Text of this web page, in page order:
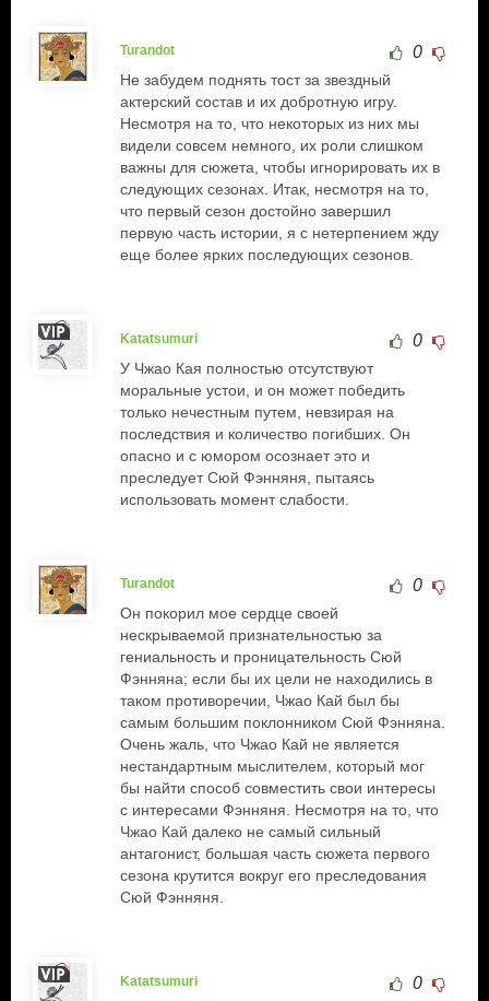
Turandot 0
Не забудем поднять тост за звездный
актерский состав и их добротную игру.
Несмотря на то, что некоторых из них мы
видели совсем немного, их роли слишком
важны для сюжета, чтобы игнорировать их в
следующих сезонах. Итак, несмотря на то,
что первый сезон достойно завершил
первую часть истории, я с нетерпением жду
еще более ярких последующих сезонов.
Katatsumuri 0
У Чжао Кая полностью отсутствуют
моральные устои, и он может победить
только нечестным путем, невзирая на
последствия и количество погибших. Он
опасно и с юмором осознает это и
преследует Сюй Фэнняня, пытаясь
использовать момент слабости.
Turandot 0
Он покорил мое сердце своей
нескрываемой признательностью за
гениальность и проницательность Сюй
Фэнняна; если бы их цели не находились в
таком противоречии, Чжао Кай был бы
самым большим поклонником Сюй Фэнняна.
Очень жаль, что Чжао Кай не является
нестандартным мыслителем, который мог
бы найти способ совместить свои интересы
с интересами Фэнняня. Несмотря на то, что
Чжао Кай далеко не самый сильный
антагонист, большая часть сюжета первого
сезона крутится вокруг его преследования
Сюй Фэнняня.
Katatsumuri 0